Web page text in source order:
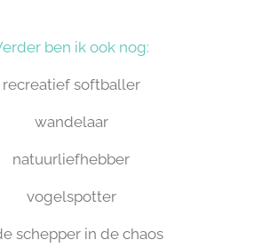
ben ik ook nog:
recreatief softballer
wandelaar
natuurliefhebber
vogelspotter
schepper in de chaos